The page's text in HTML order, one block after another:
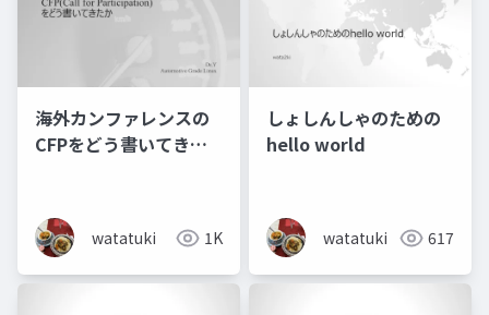
海外カンファレンスの
CFPをどう書いてきた
watatuki 1K
しょしんしゃのための
hello world
watatuki 617